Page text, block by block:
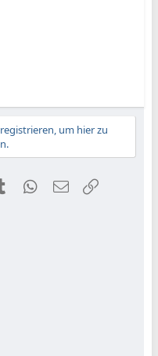
um hier zu
Tumblr WhatsApp
E-Mail